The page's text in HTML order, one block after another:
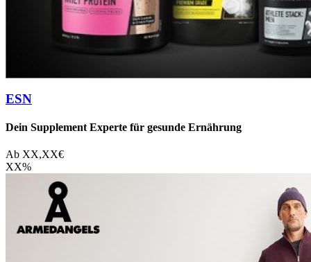
ESN
Dein Supplement Experte für gesunde Ernährung
Ab XX,XX€
XX%